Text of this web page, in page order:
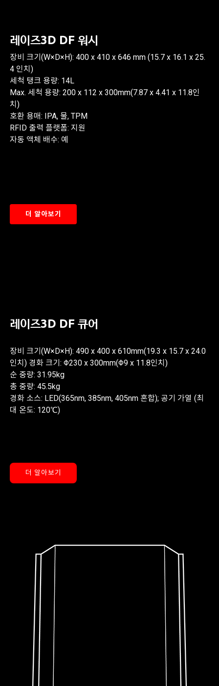
레이즈3D DF 워시
장비 크기(W×D×H): 400 x 410 x 646 mm (15.7 x 16.1 x 25.
4 인치)
세척 탱크 용량: 14L
Max. 세척 용량: 200 x 112 x 300mm(7.87 x 4.41 x 11.8인
치)
호환 용매: IPA, 물, TPM
RFID 출력 플랫폼: 지원
자동 액체 배수: 예
더 알아보기
레이즈3D DF 큐어
장비 크기(W×D×H): 490 x 400 x 610mm(19.3 x 15.7 x 24.0
인치) 경화 크기: Φ230 x 300mm(Φ9 x 11.8인치)
순 중량: 31.95kg
총 중량: 45.5kg
경화 소스: LED(365nm, 385nm, 405nm 혼합); 공기 가열 (최
대 온도: 120℃)
더 알아보기